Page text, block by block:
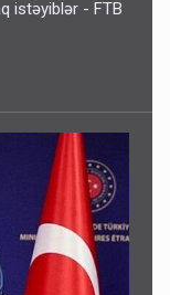
istəyiblər - FTB